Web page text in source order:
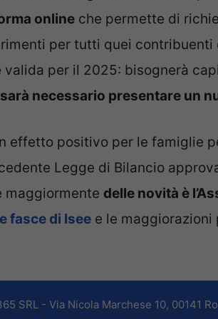
online che permette di
per tutti quei contribuenti
per il 2025: bisognerà
necessario presentare un
effetto positivo per le famiglie
Legge di Bilancio
maggiormente delle novità è
fasce di Isee e le maggiorazioni
SRL - Via Nicola Marchese 10, 00141